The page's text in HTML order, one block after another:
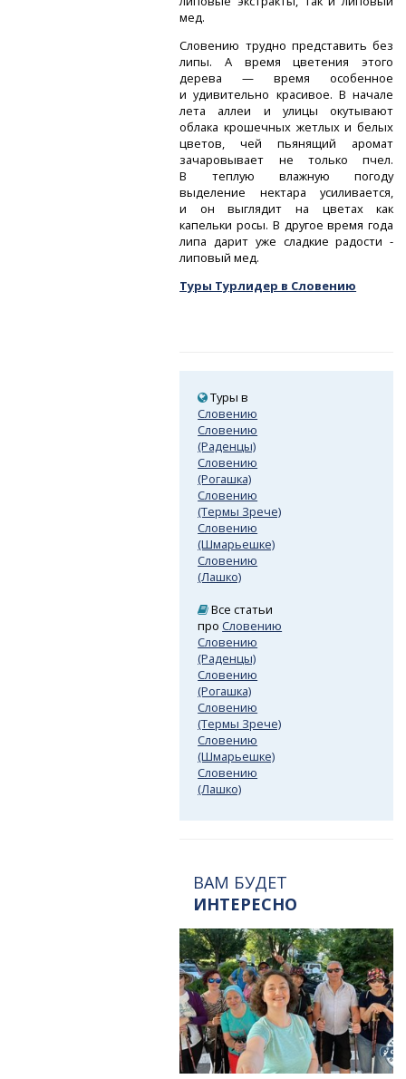
мед.
Словению трудно представить без
липы. А время цветения этого
дерева — время особенное
и удивительно красивое. В начале
лета аллеи и улицы окутывают
облака крошечных жетлых и белых
цветов, чей пьянящий аромат
зачаровывает не только пчел.
В теплую влажную погоду
выделение нектара усиливается,
и он выглядит на цветах как
капельки росы. В другое время года
липа дарит уже сладкие радости -
липовый мед.
Туры Турлидер в Словению
Туры в
Словению
Словению
(Раденцы)
Словению
(Рогашка)
Словению
(Термы Зрече)
Словению
(Шмарьешке)
Словению
(Лашко)
Все статьи
проСловению
Словению
(Раденцы)
Словению
(Рогашка)
Словению
(Термы Зрече)
Словению
(Шмарьешке)
Словению
(Лашко)
ВАМ БУДЕТ
ИНТЕРЕСНО